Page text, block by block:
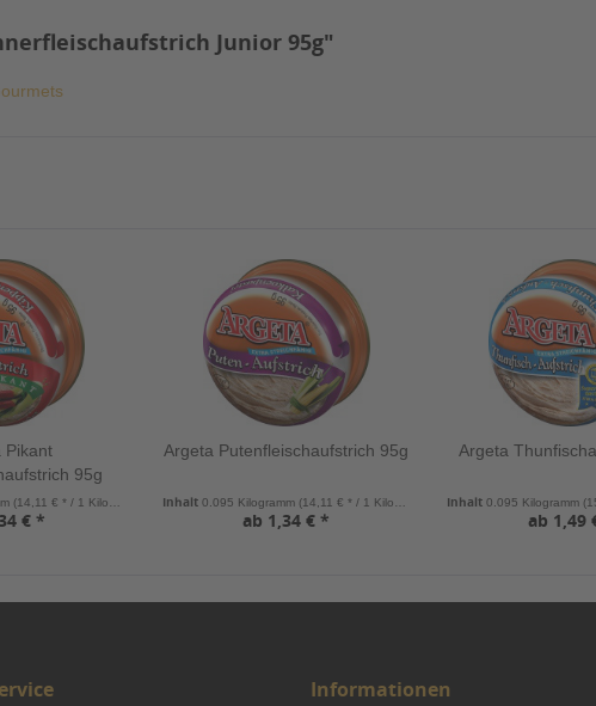
Junior 95g"
Pikant
95g
(14,11 € * / 1 Kilogramm)
€ *
Argeta Putenfleischaufstrich 95g
Inhalt 0.095 Kilogramm (14,11 € * / 1 Kilogramm)
ab 1,34 € *
Argeta
Inhalt0.095 Kilogramm
ab 1,49
Informationen